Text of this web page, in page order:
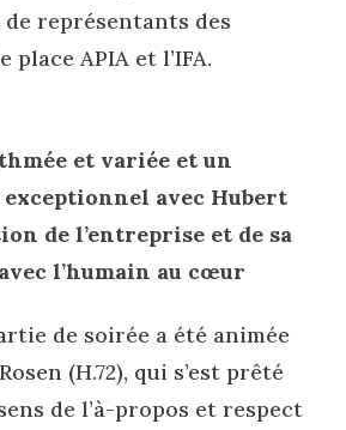
représentants des
place APIA et l’IFA.
et variée et un
exceptionnel avec Hubert
de l’entreprise et de sa
l’humain au cœur
de soirée a été animée
(H.72), qui s’est prêté
de l’à-propos et respect